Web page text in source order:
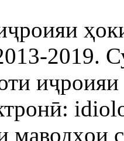
2019.
иҷроияи
маводҳои